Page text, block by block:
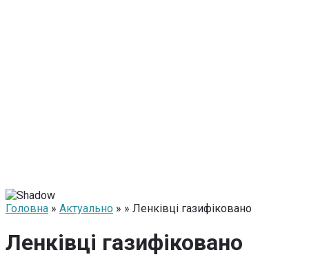
Головна » Актуально » » Ленківці газифіковано
Ленківці газифіковано